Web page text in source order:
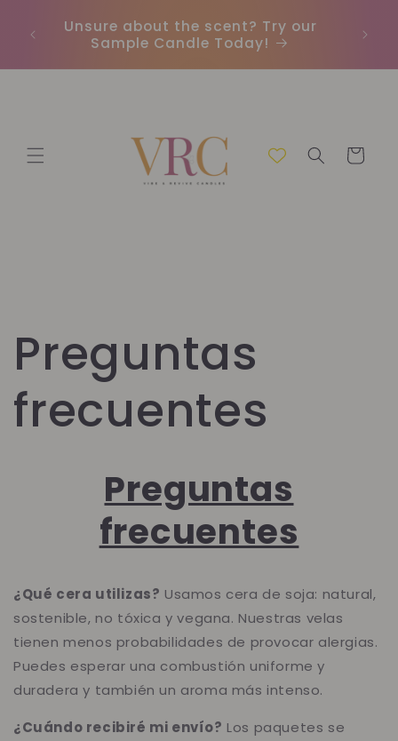
directamente
al contenido
Unsure about the scent? Try our
Sample Candle Today!
Carrito
Preguntas
frecuentes
Preguntas
frecuentes
¿Qué cera utilizas? Usamos cera de soja: natural,
sostenible, no tóxica y vegana. Nuestras velas
tienen menos probabilidades de provocar alergias.
Puedes esperar una combustión uniforme y
duradera y también un aroma más intenso.
¿Cuándo recibiré mi envío? Los paquetes se